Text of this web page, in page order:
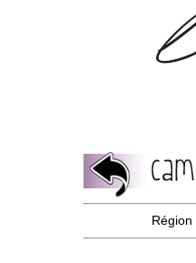
Région